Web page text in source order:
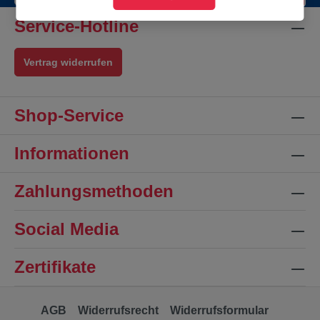
Service-Hotline
Vertrag widerrufen
Shop-Service
Informationen
Zahlungsmethoden
Social Media
Zertifikate
AGB Widerrufsrecht Widerrufsformular